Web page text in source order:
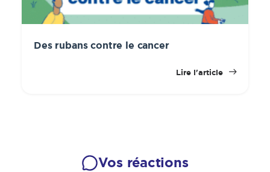
Des rubans contre le cancer
Lire l'article
Vos réactions